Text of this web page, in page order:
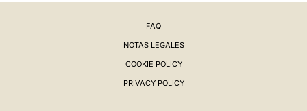
FAQ
NOTAS LEGALES
COOKIE POLICY
PRIVACY POLICY